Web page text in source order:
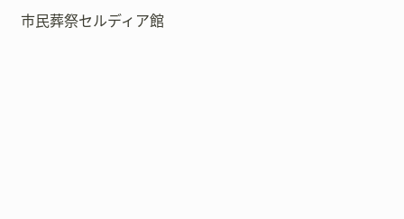
市民葬祭セルディア館